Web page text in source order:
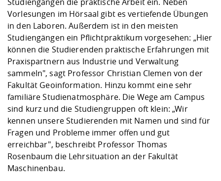
Vorlesungen im Hörsaal gibt es vertiefende Übungen
in den Laboren. Außerdem ist in den meisten
Studiengängen ein Pflichtpraktikum vorgesehen: „Hier
können die Studierenden praktische Erfahrungen mit
Praxispartnern aus Industrie und Verwaltung
sammeln", sagt Professor Christian Clemen von der
Fakultät Geoinformation. Hinzu kommt eine sehr
familiäre Studienatmosphäre. Die Wege am Campus
sind kurz und die Studiengruppen oft klein: „Wir
kennen unsere Studierenden mit Namen und sind für
Fragen und Probleme immer offen und gut
erreichbar", beschreibt Professor Thomas
Rosenbaum die Lehrsituation an der Fakultät
Maschinenbau.